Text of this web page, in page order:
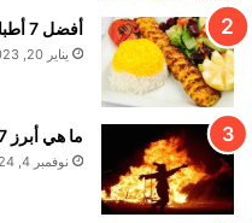
أفضل 7 أطباق يجب تجربتها في إيران
يناير 20, 2023
ما هي أبرز 7 مهرجانات شعبية في إيران؟
نوفمبر 4, 2024